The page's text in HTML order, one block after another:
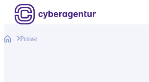
Zum
Inhalt
springen
Presse